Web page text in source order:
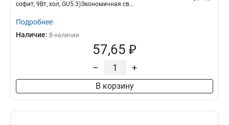
софит, 9Вт, хол, GU5.3)Экономичная св...
Подробнее
Наличие: В наличии
57,65 ₽
– +
В корзину